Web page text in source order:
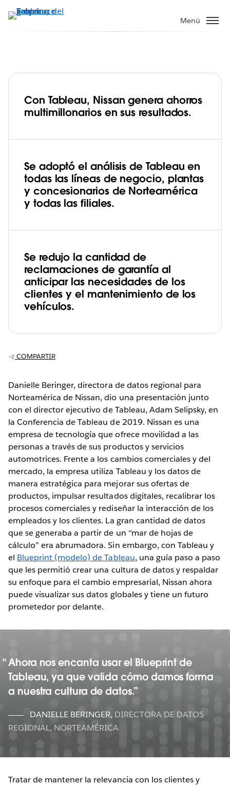
Menú
Nissan crea una cultura de datos
empresarial completa con Tableau y
Play
Video
Con Tableau, Nissan genera ahorros
multimillonarios en sus resultados.
Se adoptó el análisis de Tableau en
todas las líneas de negocio, plantas
y concesionarios de Norteamérica
y todas las filiales.
Se redujo la cantidad de
reclamaciones de garantía al
anticipar las necesidades de los
clientes y el mantenimiento de los
vehículos.
COMPARTIR
Danielle Beringer, directora de datos regional para
Norteamérica de Nissan, dio una presentación junto
con el director ejecutivo de Tableau, Adam Selipsky, en
la Conferencia de Tableau de 2019. Nissan es una
empresa de tecnología que ofrece movilidad a las
personas a través de sus productos y servicios
automotrices. Frente a los cambios comerciales y del
mercado, la empresa utiliza Tableau y los datos de
manera estratégica para mejorar sus ofertas de
productos, impulsar resultados digitales, recalibrar los
procesos comerciales y rediseñar la interacción de los
empleados y los clientes. La gran cantidad de datos
que se generaba a partir de un “mar de hojas de
cálculo” era abrumadora. Sin embargo, con Tableau y
el Blueprint (modelo) de Tableau, una guía paso a paso
que les permitió crear una cultura de datos y respaldar
su enfoque para el cambio empresarial, Nissan ahora
puede visualizar sus datos globales y tiene un futuro
prometedor por delante.
Ahora nos encanta usar el Blueprint de
Tableau, ya que valida cómo damos forma
a nuestra cultura de datos.
DANIELLE BERINGER, DIRECTORA DE DATOS
REGIONAL, NORTEAMÉRICA
Tratar de mantener la relevancia con los clientes y